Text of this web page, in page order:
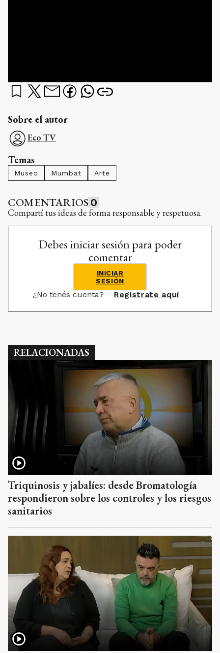
Sobre el autor
Eco TV
Temas
Museo Mumbat Arte
COMENTARIOS 0
Compartí tus ideas de forma responsable y respetuosa.
Debes iniciar sesión para poder
comentar
INICIAR
SESIÓN
¿No tenés cuenta? Registrate aquí
RELACIONADAS
Triquinosis y jabalíes: desde Bromatología
respondieron sobre los controles y los riesgos
sanitarios